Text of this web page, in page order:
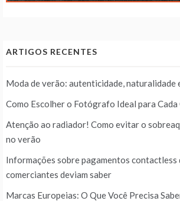
ARTIGOS RECENTES
Moda de verão: autenticidade, naturalidade
Como Escolher o Fotógrafo Ideal para Cada
Atenção ao radiador! Como evitar o
no verão
Informações sobre pagamentos contactless
comerciantes deviam saber
Marcas Europeias: O Que Você Precisa